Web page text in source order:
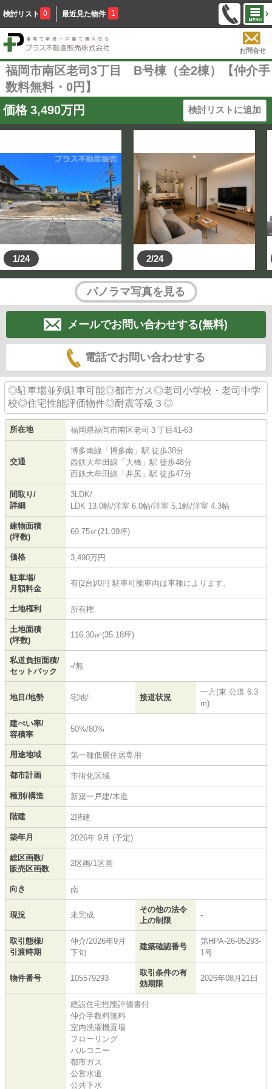
検討リスト 0 最近見た物件 1
お問合せ
福岡市南区老司3丁目 B号棟（全2棟）【仲介手
数料無料・0円】
価格 3,490万円 検討リストに追加
1/24 2/24
パノラマ写真を見る
メールでお問い合わせする(無料)
電話でお問い合わせする
◎駐車場並列駐車可能◎都市ガス◎老司小学校・老司中学
校◎住宅性能評価物件◎耐震等級３◎
所在地 福岡県福岡市南区老司 ３丁目41-63
交通
博多南線 「 博多南 」駅 徒歩38分
西鉄大牟田線 「 大橋 」駅 徒歩48分
西鉄大牟田線 「 井尻 」駅 徒歩47分
間取り/
詳細
3LDK/
LDK 13.0帖/洋室 6.0帖/洋室 5.1帖/洋室 4.3帖
建物面積
(坪数)
69.75㎡(21.09坪)
価格 3,490万円
駐車場/
月額料金
有(2台)/0円 駐車可能車両は車種によります。
土地権利 所有権
土地面積
(坪数)
116.30㎡(35.18坪)
私道負担面積/
セットバック
-/無
地目/地勢 宅地/- 接道状況
一方(東 公道 6.3
m)
建ぺい率/
容積率
50%/80%
用途地域 第一種低層住居専用
都市計画 市街化区域
種別/構造 新築一戸建/木造
階建 2階建
築年月 2026年 9月 (予定)
総区画数/
販売区画数
2区画/1区画
向き 南
現況 未完成
その他の法令
上の制限
-
取引態様/
引渡時期
仲介/2026年9月
下旬
建築確認番号
第HPA-26-05293-
1号
物件番号 105579293
取引条件の有
効期限
2026年08月21日
建設住宅性能評価書付
仲介手数料無料
室内洗濯機置場
フローリング
バルコニー
都市ガス
公営水道
公共下水